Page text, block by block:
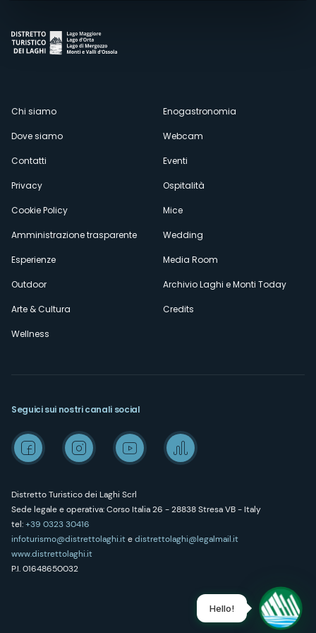
Menù
secondario
Chi siamo
Dove siamo
Contatti
Privacy
Cookie Policy
Amministrazione trasparente
Esperienze
Outdoor
Arte & Cultura
Wellness
Enogastronomia
Webcam
Eventi
Ospitalità
Mice
Wedding
Media Room
Archivio Laghi e Monti Today
Credits
Distretto Turistico dei Laghi Scrl
Sede legale e operativa: Corso Italia 26 - 28838 Stresa VB - Italy
tel:+39 0323 30416
infoturismo@distrettolaghi.itedistrettolaghi@legalmail.it
www.distrettolaghi.it
P.I. 01648650032
Seguici sui nostri canali social